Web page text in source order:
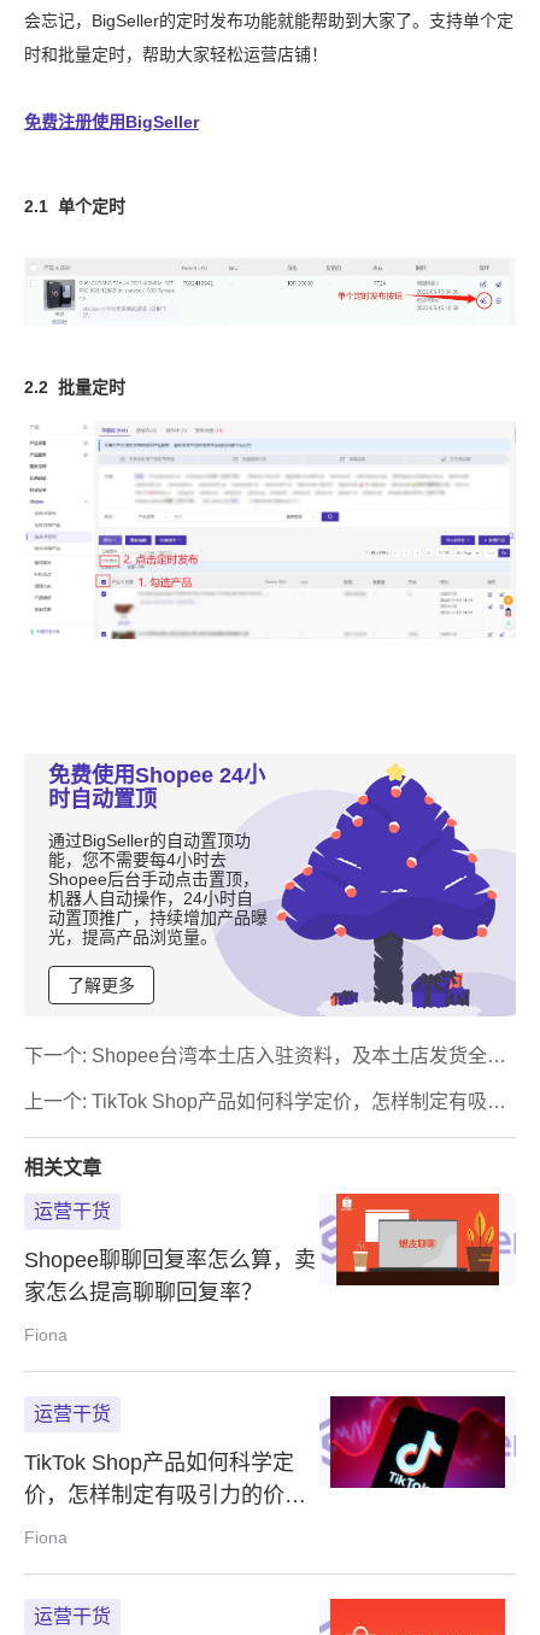
免费使用Shopee 24小
时自动置顶
通过BigSeller的自动置顶功
能，您不需要每4小时去
Shopee后台手动点击置顶，
机器人自动操作，24小时自
动置顶推广，持续增加产品曝
光，提高产品浏览量。
了解更多
上一个: TikTok Shop产品如何科学定价，怎样制定有吸引
下一个: Shopee台湾本土店入驻资料，及本土店发货全流
相关文章
运营干货
Shopee聊聊回复率怎么算，卖
家怎么提高聊聊回复率？
Fiona
运营干货
TikTok Shop产品如何科学定
价，怎样制定有吸引力的价
格？
Fiona
运营干货